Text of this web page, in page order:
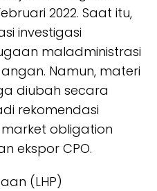
2022. Saat itu,
investigasi
maladministrasi
Namun, materi
diubah secara
rekomendasi
obligation
ekspor CPO.
(LHP)